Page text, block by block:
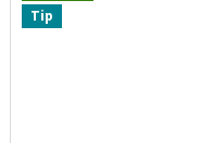
Tip